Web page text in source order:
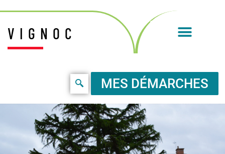
VIGNOC
MES DÉMARCHES